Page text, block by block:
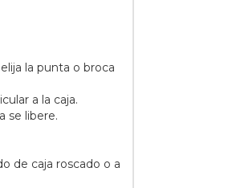
la punta o broca
a la caja.
se libere.
de caja roscado o a